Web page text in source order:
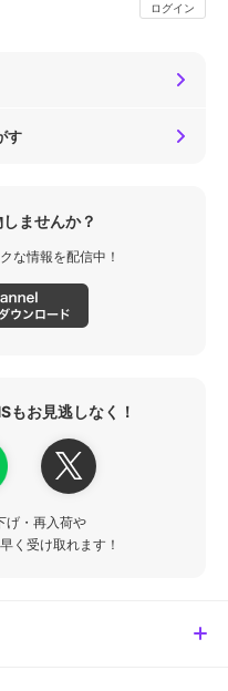
ログイン
す
ませんか？
な情報を配信中！
もお見逃しなく！
げ・再入荷や
く受け取れます！